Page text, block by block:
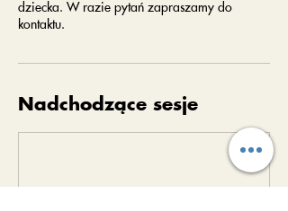
dziecka. W razie pytań zapraszamy do
kontaktu.
Nadchodzące sesje